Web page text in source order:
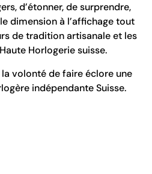
d’étonner, de surprendre,
dimension à l’affichage tout
de tradition artisanale et les
Horlogerie suisse.
volonté de faire éclore une
indépendante Suisse.